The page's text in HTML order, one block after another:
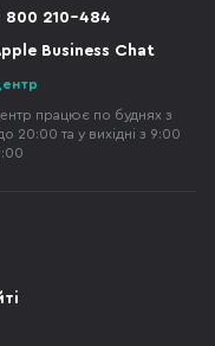
800 210-484
Business Chat
працює по буднях з
20:00 та у вихідні з 9:00